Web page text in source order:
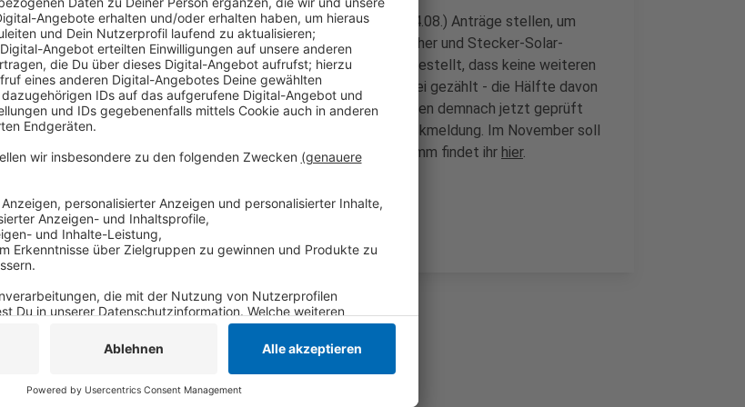
Laut dem Kreis konnten Privatpersonen seit Mittwochmorgen (14.08.) Anträge stellen, um
Zuschüsse für unter anderem Photovoltaikanlagen, Batteriespeicher und Stecker-Solar-
Geräte zu bekommen - dabei wurden allerdings so viele Anträge gestellt, dass keine weiteren
angenommen werden, so der Kreis. Über 900 Anträge wurden dabei gezählt - die Hälfte davon
drehen sich um die Förderung von Stecker-Solar-Geräte. Sie werden demnach jetzt geprüft
und die Antragstellenden bekommen danach eine schriftliche Rückmeldung. Im November soll
es eine zweite Förderphase geben. Mehr Infos zum Förderprogramm findet ihr hier.